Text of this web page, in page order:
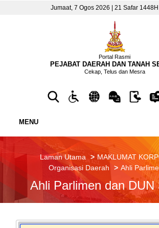
Jumaat, 7 Ogos 2026 | 21 Safar
Portal Rasmi
PEJABAT DAERAH DAN TANAH
Cekap, Telus dan Mesra
MENU
Laman Utama
MAKLUMAT
Organisasi Daerah
Ahli
Ahli Parlimen dan DUN